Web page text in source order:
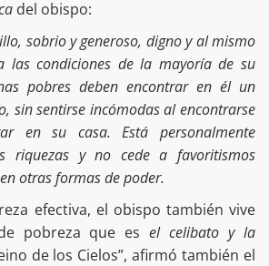
del obispo:
sobrio y generoso, digno y al mismo
las condiciones de la mayoría de su
pobres deben encontrar en él un
sin sentirse incómodas al encontrarse
en su casa. Está personalmente
riquezas y no cede a favoritismos
otras formas de poder.
efectiva, el obispo también vive
pobreza que esel celibato y la
de los Cielos”, afirmó también el